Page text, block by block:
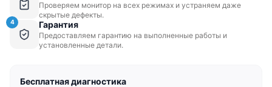
Проверяем монитор на всех режимах и устраняем даже
скрытые дефекты.
4 Гарантия
Предоставляем гарантию на выполненные работы и
установленные детали.
Бесплатная диагностика